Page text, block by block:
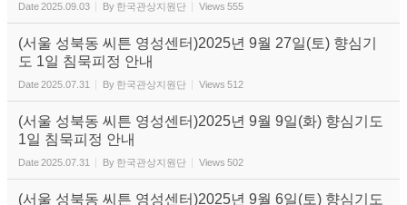
Date2025.09.03 By 한국관상지원단 Views 555
(서울 성북동 씨튼 영성센터)2025년 9월 27일(토) 향심기
도 1일 침묵피정 안내
Date2025.07.31 By 한국관상지원단 Views 512
(서울 성북동 씨튼 영성센터)2025년 9월 9일(화) 향심기도
1일 침묵피정 안내
Date2025.07.31 By 한국관상지원단 Views 502
(서울 성북동 씨튼 영성센터)2025년 9월 6일(토) 향심기도